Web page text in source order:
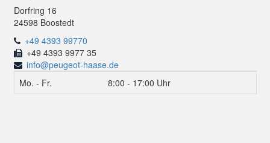
Dorfring 16
24598 Boostedt
+49 4393 99770
+49 4393 9977 35
info@peugeot-haase.de
Mo. - Fr.
8:00 - 17:00 Uhr